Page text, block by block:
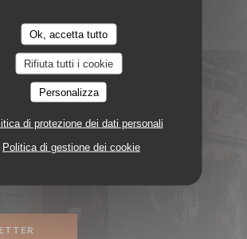
Ok, accetta tutto
Rifiuta tutti i cookie
Personalizza
di protezione dei dati personali
Politica di gestione dei cookie
Simon 31100 TOULOUSE